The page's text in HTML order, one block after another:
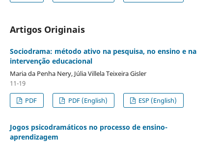
Artigos Originais
Sociodrama: método ativo na pesquisa, no ensino e na
intervenção educacional
Maria da Penha Nery, Júlia Villela Teixeira Gisler
11-19
PDF
PDF (English) ESP (English)
Jogos psicodramáticos no processo de ensino-
aprendizagem